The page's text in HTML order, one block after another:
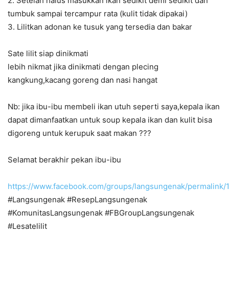
tumbuk sampai tercampur rata (kulit tidak dipakai)
3. Lilitkan adonan ke tusuk yang tersedia dan bakar
Sate lilit siap dinikmati
lebih nikmat jika dinikmati dengan plecing
kangkung,kacang goreng dan nasi hangat
Nb: jika ibu-ibu membeli ikan utuh seperti saya,kepala ikan
dapat dimanfaatkan untuk soup kepala ikan dan kulit bisa
digoreng untuk kerupuk saat makan ???
Selamat berakhir pekan ibu-ibu
https://www.facebook.com/groups/langsungenak/permalink/
#Langsungenak #ResepLangsungenak
#KomunitasLangsungenak #FBGroupLangsungenak
#Lesatelilit